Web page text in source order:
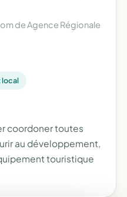
deAgence Régionale
local
coordoner toutes
au développement,
touristique